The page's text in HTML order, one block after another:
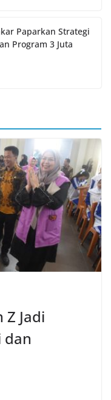
Paparkan Strategi
Program 3 Juta
Jadi
dan